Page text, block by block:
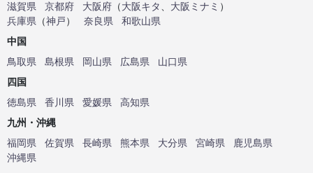
滋賀県
京都府 大阪府 （大阪キタ 大阪ミナミ ）
兵庫県 （神戸） 奈良県
和歌山県
中国
鳥取県
島根県 岡山県 広島県
山口県
四国
徳島県
香川県 愛媛県
高知県
九州・沖縄
福岡県
佐賀県 長崎県 熊本県 大分県 宮崎県
鹿児島県
沖縄県